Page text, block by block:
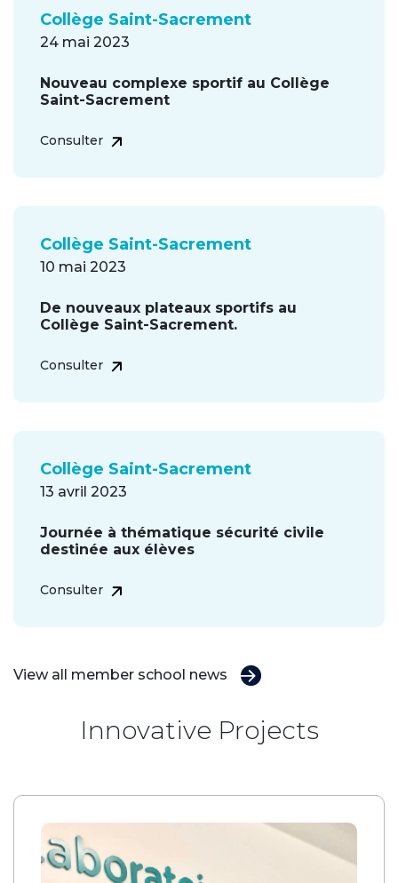
View all member school news
Collège Saint-Sacrement
24 mai 2023
Nouveau complexe sportif au Collège
Saint-Sacrement
Consulter
Collège Saint-Sacrement
10 mai 2023
De nouveaux plateaux sportifs au
Collège Saint-Sacrement.
Consulter
Collège Saint-Sacrement
13 avril 2023
Journée à thématique sécurité civile
destinée aux élèves
Consulter
Innovative Projects